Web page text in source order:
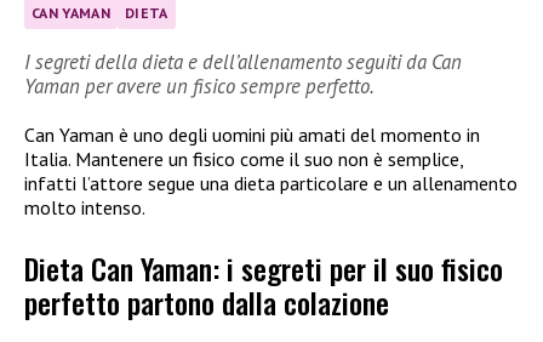
CAN YAMAN DIETA
I segreti della dieta e dell’allenamento seguiti da Can
Yaman per avere un fisico sempre perfetto.
Can Yaman è uno degli uomini più amati del momento in
Italia. Mantenere un fisico come il suo non è semplice,
infatti l’attore segue una dieta particolare e un allenamento
molto intenso.
Dieta Can Yaman: i segreti per il suo fisico
perfetto partono dalla colazione